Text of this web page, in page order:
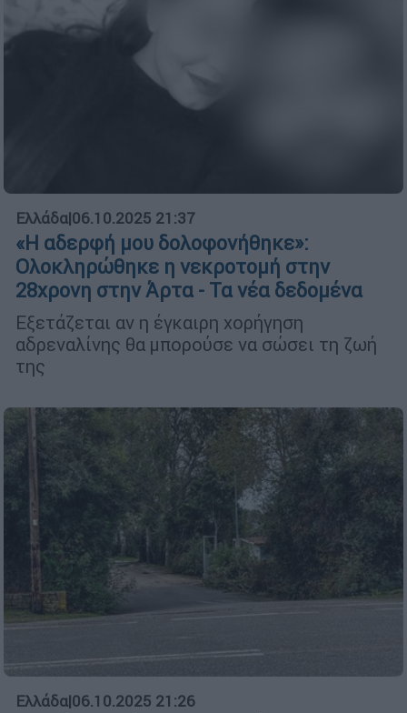
Ελλάδα|06.10.2025 21:37
«Η αδερφή μου δολοφονήθηκε»:
Ολοκληρώθηκε η νεκροτομή στην
28χρονη στην Άρτα - Τα νέα δεδομένα
Εξετάζεται αν η έγκαιρη χορήγηση
αδρεναλίνης θα μπορούσε να σώσει τη ζωή
της
Ελλάδα|06.10.2025 21:26